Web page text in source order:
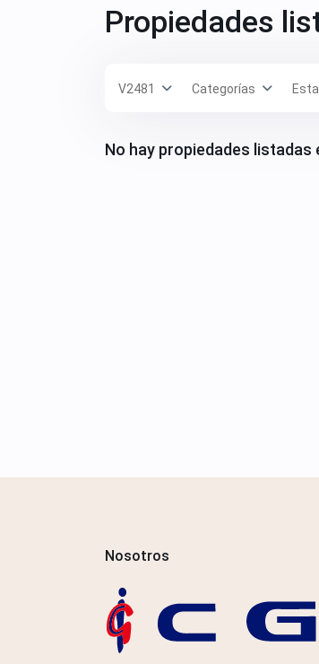
Propiedades
V2481 Categorías
No hay propiedades
Nosotros